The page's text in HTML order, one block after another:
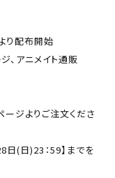
り配布開始
、アニメイト通販
ジよりご注文くださ
(日)23：59】までを